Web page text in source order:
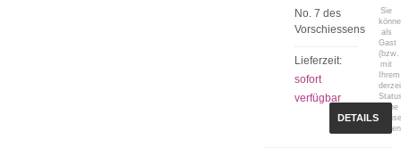
No. 7 des
Vorschiessens
Lieferzeit:
sofort
verfügbar
Sie
als
Gast
(bzw.
mit
Ihrem
keine
DETAILS